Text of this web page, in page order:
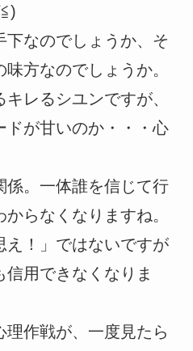
下なのでしょうか、そ
方なのでしょうか。
レるシユンですが、
ドが甘いのか・・・心
係。一体誰を信じて行
らなくなりますね。
え！」ではないですが
用できなくなりま
作戦が、一度見たら